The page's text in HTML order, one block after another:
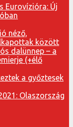
Eurovízióra: Új
néző,
között
dalünnep – a
(+élő
a győztesek
Olaszország